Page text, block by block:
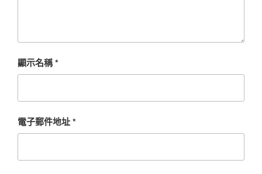
顯示名稱*
電子郵件地址*